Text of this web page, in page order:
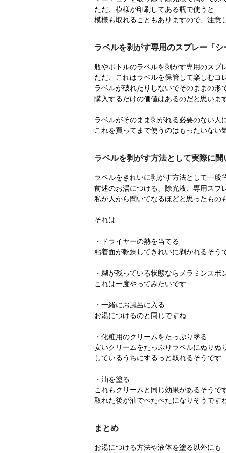
ただ、模様が印刷してある瓶で使うと
模様も取れることもありますので、注意
ラベルを剥がす専用のスプレー「
瓶やボトルのラベルを剥がす専用のスプ
ただ、これはラベルを保管して楽しむコ
ラベルが破れたりしないでそのままの形
購入するだけの価値はあるのだと思いま
ラベルがそのまま剥がれる必要のない人
これを買ってまで使うのはもったいない
ラベルを剥がす方法として実際に聞
ラベルをきれいに剥がす方法として一般
前述のお湯につける、除光液、専用スプ
私が人から聞いてなるほどと思ったもの
それは
・ドライヤーの熱を当てる
粘着面が乾燥してきれいに剥がれるそう
・糊が残っている状態ならメラミンスポ
これは一度やってみたいです
・一緒にお風呂に入る
お湯につけるのと同じですね
・化粧用のクリームをたっぷり塗る
安いクリームをたっぷりラベルにぬりぬ
しているうちにするっと取れるそうです
・油を塗る
これもクリームと同じ効果があるそうで
取れた後が油でべたべたになりそうです
まとめ
お湯につける方法や液体を塗る以外にも